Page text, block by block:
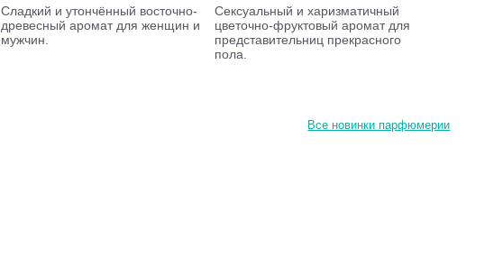
Сладкий и утончённый восточно-
древесный аромат для женщин и
мужчин.
Сексуальный и харизматичный
цветочно-фруктовый аромат для
представительниц прекрасного
пола.
Все новинки парфюмерии